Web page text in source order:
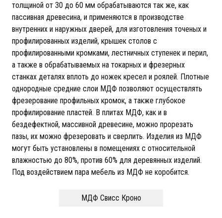
толщиной от 30 до 60 мм обрабатываются так же, как
пассивная древесина, и применяются в производстве
внутренних и наружных дверей, для изготовления точеных и
профилированных изделий, крышек столов с
профилированными кромками, лестничных ступенек и перил,
а также в обрабатываемых на токарных и фрезерных
станках деталях вплоть до ножек кресел и роялей. Плотные
однородные средние слои МДФ позволяют осуществлять
фрезерование профильных кромок, а также глубокое
профилирование пластей. В плитах МДФ, как и в
бездефектной, массивной древесине, можно прорезать
пазы, их можно фрезеровать и сверлить. Изделия из МДФ
могут быть установлены в помещениях с относительной
влажностью до 80%, против 60% для деревянных изделий.
Под воздействием пара мебель из МДФ не коробится.
МДФ Свисс Кроно